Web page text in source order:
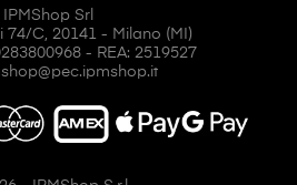
IPMShop Srl
74/C, 20141 - Milano (MI)
- REA: 2519527